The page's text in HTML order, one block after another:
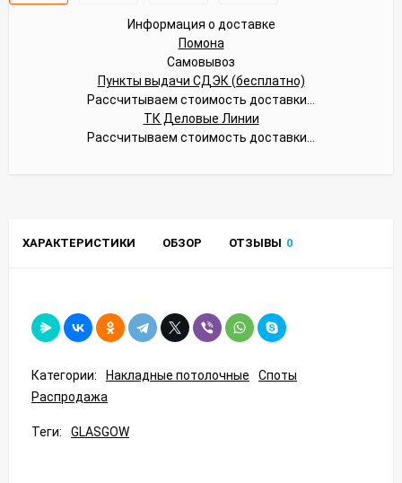
Информация о доставке
Помона
Самовывоз
Пункты выдачи СДЭК (бесплатно)
Рассчитываем стоимость доставки...
ТК Деловые Линии
Рассчитываем стоимость доставки...
ХАРАКТЕРИСТИКИ ОБЗОР ОТЗЫВЫ 0
Категории: Накладные потолочные
Споты
Распродажа
Теги: GLASGOW